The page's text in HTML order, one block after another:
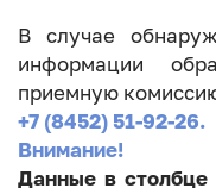
В случае
информации
приемную
+7 (8452) 51-92-26.
Внимание!
Данные в